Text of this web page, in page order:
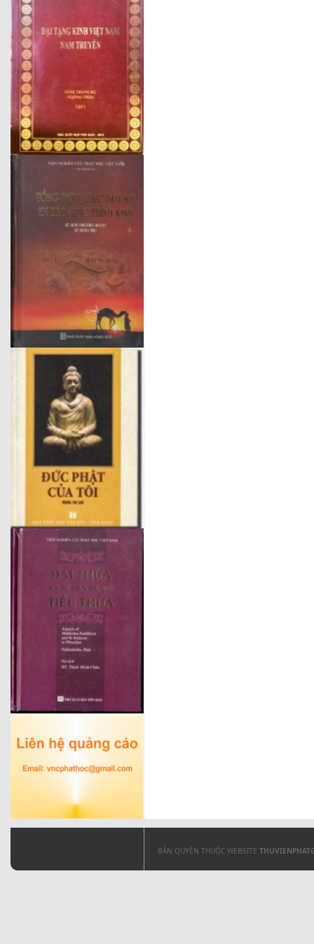
BẢN QUYỀN THUỘC WEBSITE